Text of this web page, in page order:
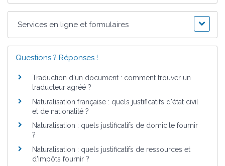
Services en ligne et formulaires
Questions ? Réponses !
Traduction d'un document : comment trouver un
traducteur agréé ?
Naturalisation française : quels justificatifs d'état civil
et de nationalité ?
Naturalisation : quels justificatifs de domicile fournir
?
Naturalisation : quels justificatifs de ressources et
d'impôts fournir ?